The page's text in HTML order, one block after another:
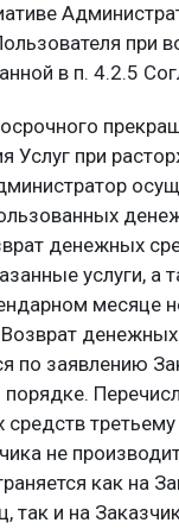
при
в п. 4.2.5
Услуг при
денежных
услуги, а
месяце
по заявлению
третьему
не
как на
так и на